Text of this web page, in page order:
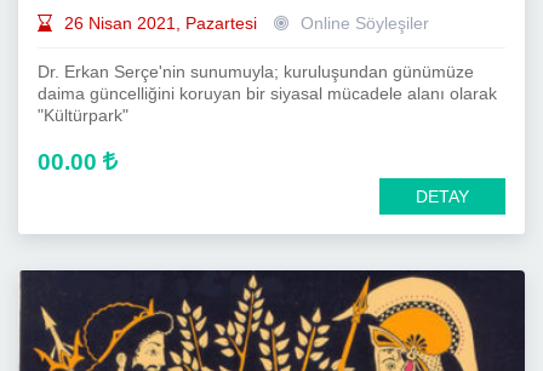
26 Nisan 2021, Pazartesi Online Söyleşiler
Dr. Erkan Serçe'nin sunumuyla; kuruluşundan günümüze
daima güncelliğini koruyan bir siyasal mücadele alanı olarak
"Kültürpark"
00.00
DETAY